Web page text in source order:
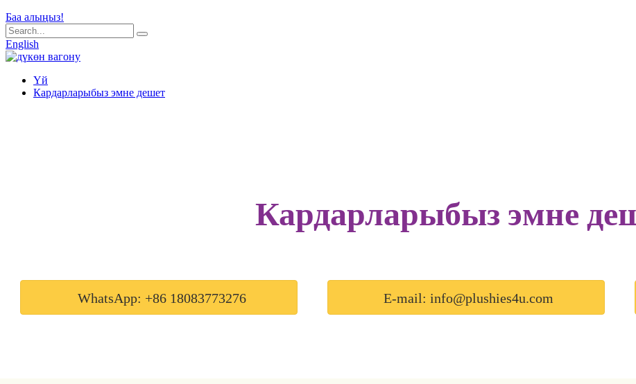
Баа алыңыз!
English
Үй
Кардарларыбыз эмне дешет
Кардарларыбыз эмне
WhatsApp: +86 18083773276 E-mail: info@plushies4u.com